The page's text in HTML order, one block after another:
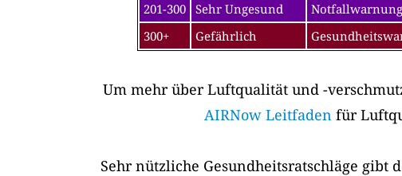
201-300 Sehr Ungesund
300+
Gefährlich
Um mehr über Luftqualität und -
AIRNow Leitfaden für
Sehr nützliche Gesundheitsratschläge gibt